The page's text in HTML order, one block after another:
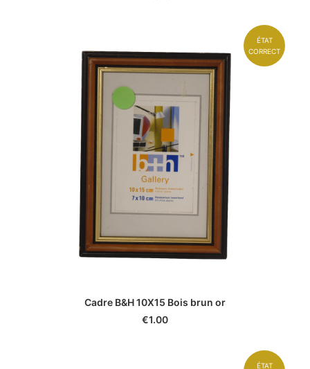
ÉTAT
CORRECT
Cadre B&H 10X15 Bois brun or
€1.00
ÉTAT